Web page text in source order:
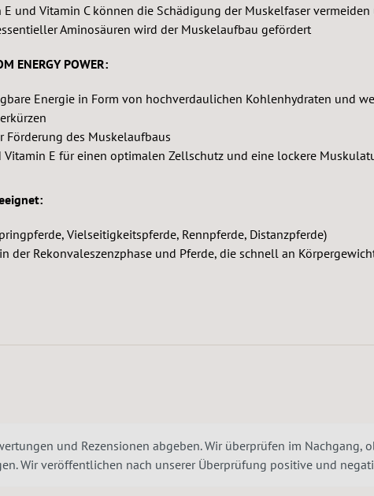
und Vitamin C können die Schädigung der Muskelfaser
Aminosäuren wird der Muskelaufbau gefördert
ENERGY POWER:
Energie in Form von hochverdaulichen Kohlenhydraten und
Förderung des Muskelaufbaus
Vitamin E für einen optimalen Zellschutz und eine lockere
Vielseitigkeitspferde, Rennpferde, Distanzpferde)
der Rekonvaleszenzphase und Pferde, die schnell an
und Rezensionen abgeben. Wir überprüfen im
Wir veröffentlichen nach unserer Überprüfung positive und